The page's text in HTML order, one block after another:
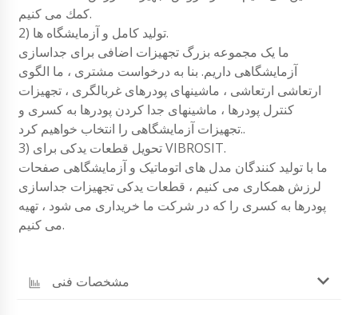
كمك می كنیم.
2) تولید کامل و آزمایشگاه ها.
ما یک مجموعه بزرگ تجهیزات اضافی برای جداسازی
آزمایشگاهی داریم. بنا به درخواست مشتری ، ما الگوی
ارتعاشی ارتعاشی ، ماشینهای پودرهای غربالگری ، تجهیزات
کنترل پودرها ، ماشینهای جدا کردن پودرها به کسری و
تجهیزات آزمایشگاهی را انتخاب خواهیم کرد..
3) تحویل قطعات یدکی برای VIBROSIT.
ما با تولید کنندگان مدل های اتوماتیک و آزمایشگاهی صفحات
لرزش همکاری می کنیم ، قطعات یدکی تجهیزات جداسازی
پودرها به کسری را که در شرکت ما خریداری می شود ، تهیه
می کنیم.
مشخصات فنی